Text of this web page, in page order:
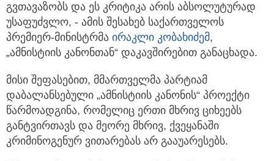
გვთავაზობს და ეს კრიტიკა არის აბსოლუტურად
უსაფუძვლო, - ამის შესახებ საქართველოს
პრემიერ-მინისტრმა ირაკლი კობახიძემ,
„ამნისტიის კანონთან“ დაკავშირებით განაცხადა.
მისი შეფასებით, მმართველმა პარტიამ
დაბალანსებული „ამნისტიის კანონის“ პროექტი
წარმოადგინა, რომელიც ერთი მხრივ ციხეებს
განტვირთავს და მეორე მხრივ, ქვეყანაში
კრიმინოგენურ ვითარებას არ გააუარესებს.